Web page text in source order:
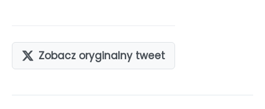
Zobacz oryginalny tweet